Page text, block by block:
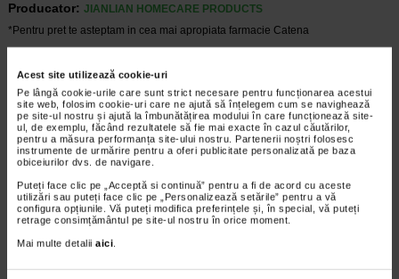
Acest site utilizează cookie-uri
Pe lângă cookie-urile care sunt strict necesare pentru funcționarea acestui
site web, folosim cookie-uri care ne ajută să înțelegem cum se navighează
pe site-ul nostru și ajută la îmbunătățirea modului în care funcționează site-
ul, de exemplu, făcând rezultatele să fie mai exacte în cazul căutărilor,
pentru a măsura performanța site-ului nostru. Partenerii noștri folosesc
instrumente de urmărire pentru a oferi publicitate personalizată pe baza
obiceiurilor dvs. de navigare.
Puteți face clic pe „Acceptă si continuă” pentru a fi de acord cu aceste
utilizări sau puteți face clic pe „Personalizează setările” pentru a vă
configura opțiunile. Vă puteți modifica preferințele și, în special, vă puteți
retrage consimțământul pe site-ul nostru în orice moment.
Mai multe detalii aici.
Producator: JIANLIAN HOMECARE PRODUCTS
*Pentru pret te asteptam in cea mai apropiata farmacie Catena
Cum sa va dezvoltati inteligenta emotionala:
metode prin care va puteti imbunatati EQ-ul
Boli neurologice si psihice
Inteligenta emotionala (EQ) se refera la
capacitatea de a identifica si gestiona
In general, se spune ca inteligenta
emotionala cuprinde cateva abilitati:…
Timp de citire:4 minute, 39 secunde